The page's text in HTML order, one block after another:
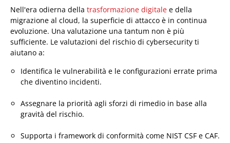
Nell'era odierna della trasformazione digitale e della
migrazione al cloud, la superficie di attacco è in continua
evoluzione. Una valutazione una tantum non è più
sufficiente. Le valutazioni del rischio di cybersecurity ti
aiutano a:
Identifica le vulnerabilità e le configurazioni errate prima
che diventino incidenti.
Assegnare la priorità agli sforzi di rimedio in base alla
gravità del rischio.
Supporta i framework di conformità come NIST CSF e CAF.